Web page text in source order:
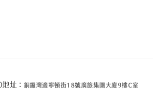
址： 銅鑼灣邊寧頓街18號廣旅集團大廈9樓C室